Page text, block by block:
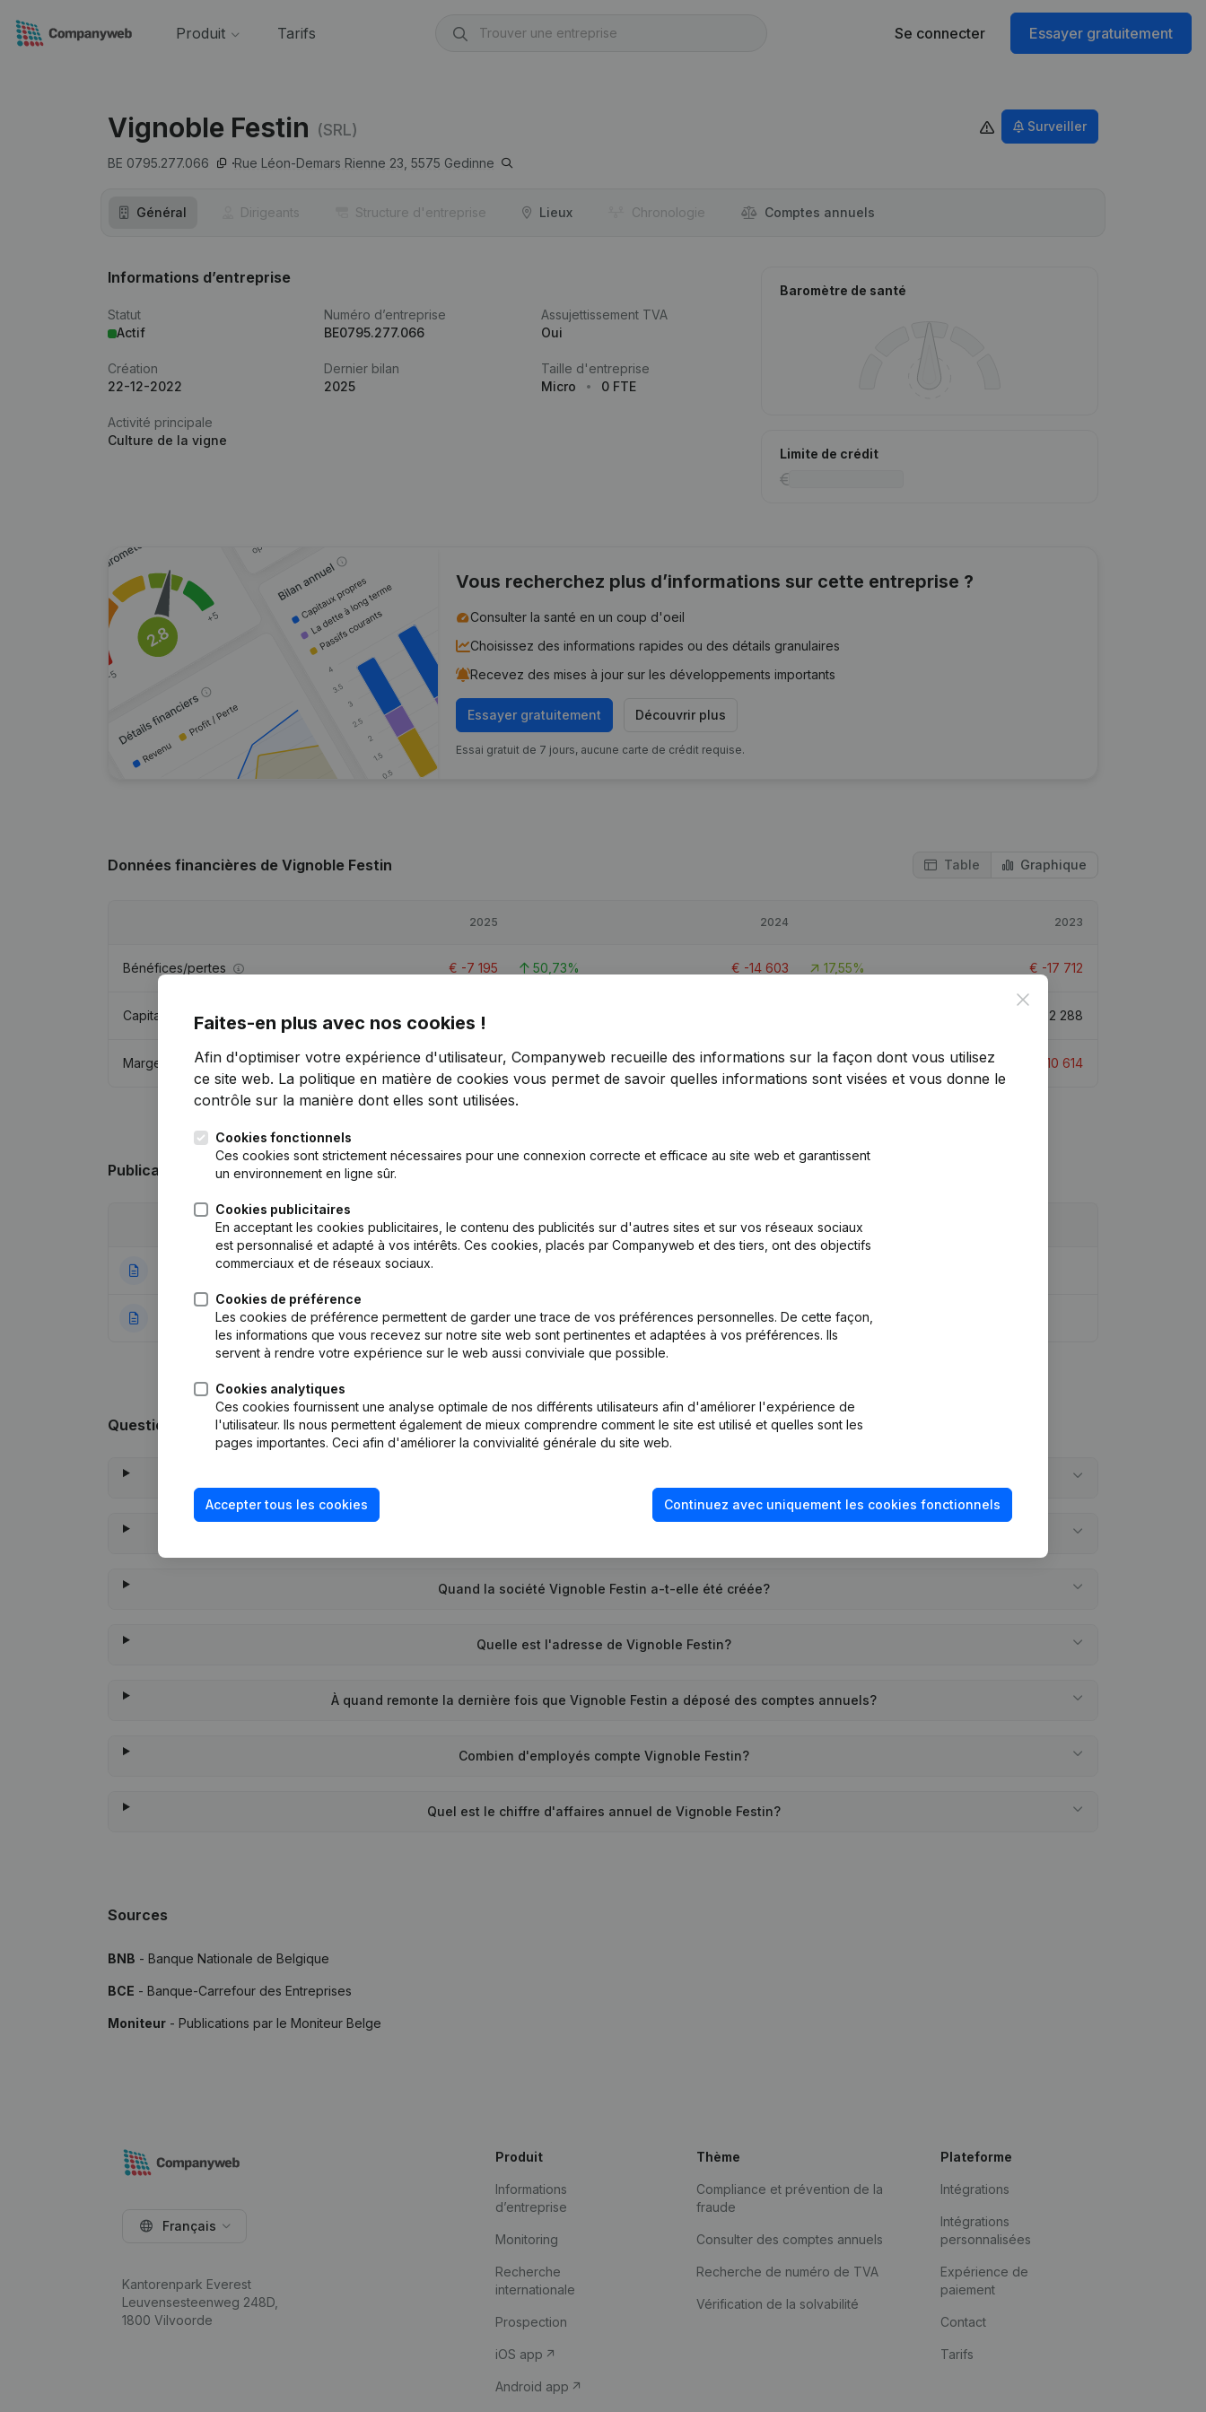
Produit Tarifs Se connecter Essayer gratuitement
Vignoble Festin (SRL)
BE 0795.277.066 Rue Léon-Demars Rienne 23, 5575 Gedinne
Surveiller
Général Dirigeants Structure d'entreprise Lieux Chronologie Comptes annuels
Informations d’entreprise
Statut
Actif
Numéro d’entreprise
BE0795.277.066
Assujettissement TVA
Oui
Création
22-12-2022
Dernier bilan
2025
Taille d'entreprise
Micro
0 FTE
Activité principale
Culture de la vigne
Baromètre de santé
Limite de crédit
Vous recherchez plus d’informations sur cette entreprise ?
Consulter la santé en un coup d'oeil
Choisissez des informations rapides ou des détails granulaires
Recevez des mises à jour sur les développements importants
Essayer gratuitement Découvrir plus
Essai gratuit de 7 jours, aucune carte de crédit requise.
Données financières de Vignoble Festin Table Graphique
2025 2024 2023
Bénéfices/pertes € -7 195 50,73% € -14 603 17,55% € -17 712
Capitaux propres € 130 490 102 288
Marge brute €6 319 248,01% €-4 269 59,78% -10 614
Publications de Vignoble Festin
Publication
05-01-2026 Statuts (Traduction, Coordination, Autres Modifications, …)
27-12-2022 Rubrique Constitution (Nouvelle Personne Morale, Ouverture Succursale, etc...)
Questions fréquemment posées
Quand la société Vignoble Festin a-t-elle été créée?
Quelle est l'adresse de Vignoble Festin?
À quand remonte la dernière fois que Vignoble Festin a déposé des comptes annuels?
Combien d'employés compte Vignoble Festin?
Quel est le chiffre d'affaires annuel de Vignoble Festin?
Sources
BNB - Banque Nationale de Belgique
BCE - Banque-Carrefour des Entreprises
Moniteur - Publications par le Moniteur Belge
Close
Faites-en plus avec nos cookies !
Afin d'optimiser votre expérience d'utilisateur, Companyweb recueille des informations sur la façon dont vous utilisez
ce site web. La politique en matière de cookies vous permet de savoir quelles informations sont visées et vous donne le
contrôle sur la manière dont elles sont utilisées.
Cookies fonctionnels
Ces cookies sont strictement nécessaires pour une connexion correcte et efficace au site web et garantissent
un environnement en ligne sûr.
Cookies publicitaires
En acceptant les cookies publicitaires, le contenu des publicités sur d'autres sites et sur vos réseaux sociaux
est personnalisé et adapté à vos intérêts. Ces cookies, placés par Companyweb et des tiers, ont des objectifs
commerciaux et de réseaux sociaux.
Cookies de préférence
Les cookies de préférence permettent de garder une trace de vos préférences personnelles. De cette façon,
les informations que vous recevez sur notre site web sont pertinentes et adaptées à vos préférences. Ils
servent à rendre votre expérience sur le web aussi conviviale que possible.
Cookies analytiques
Ces cookies fournissent une analyse optimale de nos différents utilisateurs afin d'améliorer l'expérience de
l'utilisateur. Ils nous permettent également de mieux comprendre comment le site est utilisé et quelles sont les
pages importantes. Ceci afin d'améliorer la convivialité générale du site web.
Accepter tous les cookies Continuez avec uniquement les cookies fonctionnels
Français
Kantorenpark Everest
Leuvensesteenweg 248D,
1800 Vilvoorde
Produit
Informations
d’entreprise
Monitoring
Recherche
internationale
Prospection
iOS app
Android app
Thème
Compliance et prévention de la
fraude
Consulter des comptes annuels
Recherche de numéro de TVA
Vérification de la solvabilité
Plateforme
Intégrations
Intégrations
personnalisées
Expérience de
paiement
Contact
Tarifs